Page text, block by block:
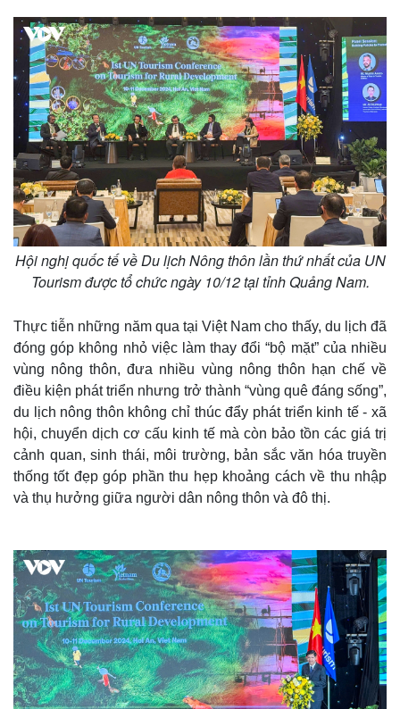
Thế giới
Quan sát
Cuộc sống đó đây
Multimedia
Video
Ảnh
Hội nghị quốc tế về Du lịch Nông thôn lần thứ nhất của UN
Tourism được tổ chức ngày 10/12 tại tỉnh Quảng Nam.
Thực tiễn những năm qua tại Việt Nam cho thấy, du lịch đã
đóng góp không nhỏ việc làm thay đổi “bộ mặt” của nhiều
vùng nông thôn, đưa nhiều vùng nông thôn hạn chế về
điều kiện phát triển nhưng trở thành “vùng quê đáng sống”,
du lịch nông thôn không chỉ thúc đẩy phát triển kinh tế - xã
hội, chuyển dịch cơ cấu kinh tế mà còn bảo tồn các giá trị
cảnh quan, sinh thái, môi trường, bản sắc văn hóa truyền
thống tốt đẹp góp phần thu hẹp khoảng cách về thu nhập
và thụ hưởng giữa người dân nông thôn và đô thị.